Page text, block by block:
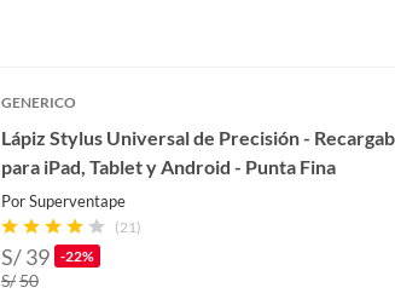
GENERICO
Lápiz Stylus Universal de Precisión -
para iPad, Tablet y Android - Punta Fina
PorSuperventape
(21)
S/39 -22%
S/50